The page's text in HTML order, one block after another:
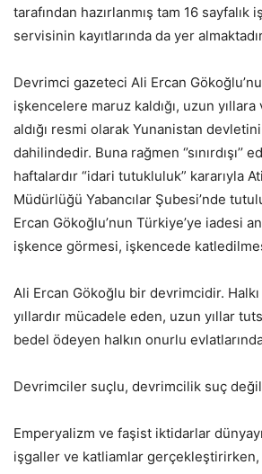
tarafından hazırlanmış tam 16
servisinin kayıtlarında da yer
Devrimci gazeteci Ali Ercan
işkencelere maruz kaldığı, uzun yıllara
aldığı resmi olarak Yunanistan
dahilindedir. Buna rağmen ‘’sınırdışı’’
haftalardır “idari tutukluluk” kararıyla
Müdürlüğü Yabancılar Şubesi’nde
Ercan Gökoğlu’nun Türkiye’ye iadesi
işkence görmesi, işkencede
Ali Ercan Gökoğlu bir devrimcidir. Halkı
yıllardır mücadele eden, uzun yıllar
bedel ödeyen halkın onurlu
Devrimciler suçlu, devrimcilik suç
Emperyalizm ve faşist iktidarlar
işgaller ve katliamlar